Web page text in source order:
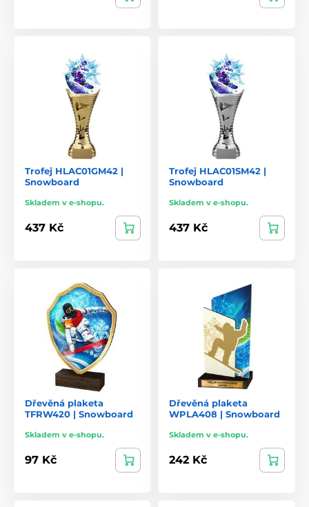
Trofej HLAC01GM42 |
Snowboard
Skladem v e-shopu.
437 Kč
Trofej HLAC01SM42 |
Snowboard
Skladem v e-shopu.
437 Kč
Dřevěná plaketa
TFRW420 | Snowboard
Skladem v e-shopu.
97 Kč
Dřevěná plaketa
WPLA408 | Snowboard
Skladem v e-shopu.
242 Kč